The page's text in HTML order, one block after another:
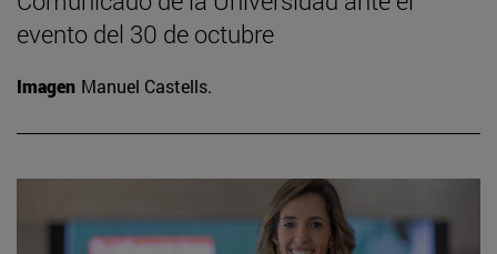
evento del 30 de octubre
Imagen Manuel Castells.